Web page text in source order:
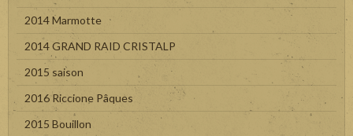
2014 Marmotte
2014 GRAND RAID CRISTALP
2015 saison
2016 Riccione Pâques
2015 Bouillon